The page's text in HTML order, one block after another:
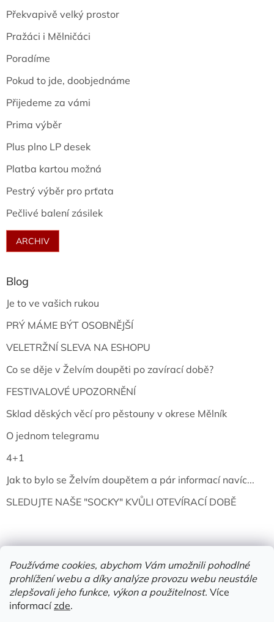
Používáme cookies, abychom Vám umožnili pohodlné
prohlížení webu a díky analýze provozu webu neustále
zlepšovali jeho funkce, výkon a použitelnost. Více
informacízde.
Překvapivě velký prostor
Pražáci i Mělničáci
Poradíme
Pokud to jde, doobjednáme
Přijedeme za vámi
Prima výběr
Plus plno LP desek
Platba kartou možná
Pestrý výběr pro prťata
Pečlivé balení zásilek
ARCHIV
Blog
Je to ve vašich rukou
PRÝ MÁME BÝT OSOBNĚJŠÍ
VELETRŽNÍ SLEVA NA ESHOPU
Co se děje v Želvím doupěti po zavírací době?
FESTIVALOVÉ UPOZORNĚNÍ
Sklad děských věcí pro pěstouny v okrese Mělník
O jednom telegramu
4+1
Jak to bylo se Želvím doupětem a pár informací navíc...
SLEDUJTE NAŠE "SOCKY" KVŮLI OTEVÍRACÍ DOBĚ